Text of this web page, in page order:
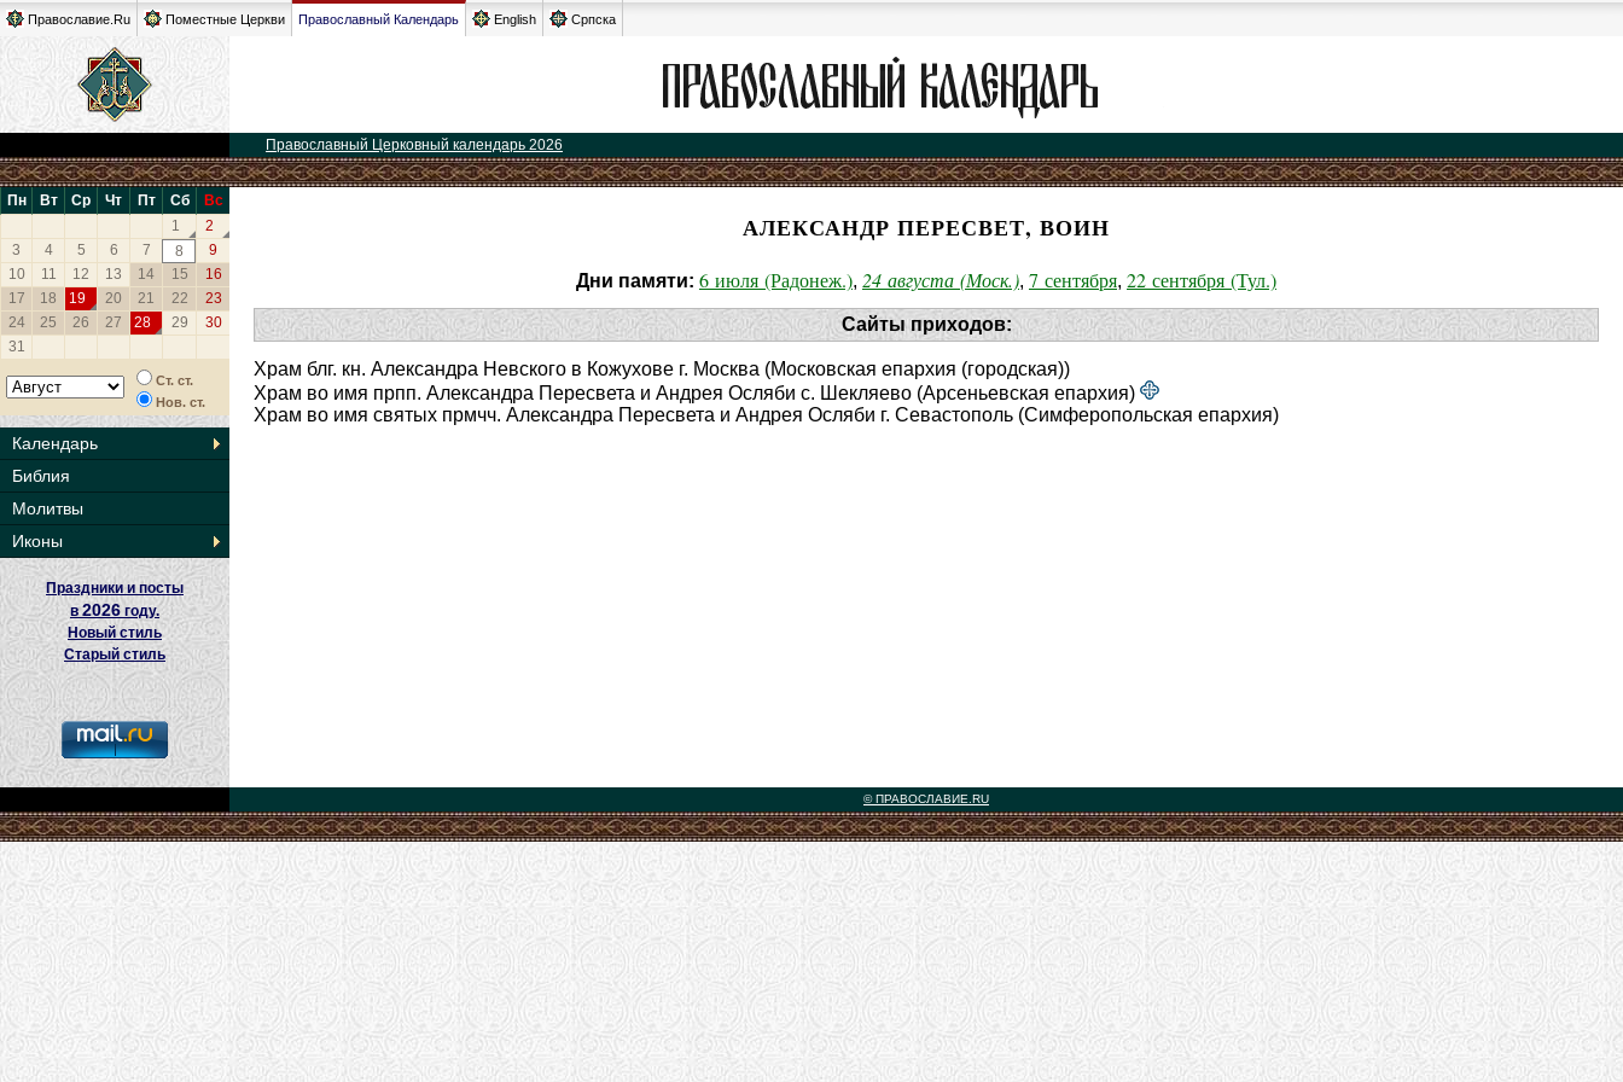
Православие.Ru Поместные Церкви Православный Календарь English Српска
Православный Церковный календарь 2026
Пн Вт Ср Чт Пт Сб
Вс
1
2
3
4 5 6 7 8
9
10
11 12 13 14 15
16
17
18 19 20 21 22
23
24
25 26 27 28 29
30
31
Ст. ст.
Нов. ст.
Календарь
Библия
Молитвы
Иконы
Праздники и посты
в2026 году.
Новый стиль
Старый стиль
АЛЕКСАНДР ПЕРЕСВЕТ, ВОИН
Дни памяти: 6 июля (Радонеж.), 24 августа (Моск.), 7 сентября, 22 сентября (Тул.)
Сайты приходов:
Храм блг. кн. Александра Невского в Кожухове г. Москва (Московская епархия (городская))
Храм во имя прпп. Александра Пересвета и Андрея Осляби с. Шекляево (Арсеньевская епархия)
Храм во имя святых прмчч. Александра Пересвета и Андрея Осляби г. Севастополь (Симферопольская епархия)
© ПРАВОСЛАВИЕ.RU